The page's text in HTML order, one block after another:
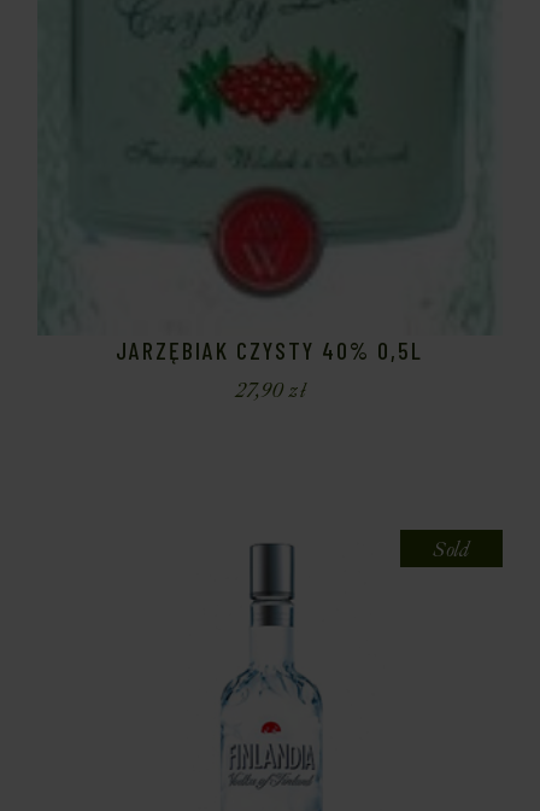
JARZĘBIAK CZYSTY 40% 0,5L
27,90zł
Sold